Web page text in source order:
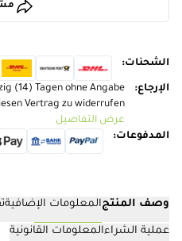
الشحنات:
الإرجاع:
(14) Tagen ohne Angabe
Vertrag zu widerrufen
عرض التفاصيل
المدفوعات:
وصف المنتجالمعلومات الإضافية
عملية الشراءالمعلومات القانونية